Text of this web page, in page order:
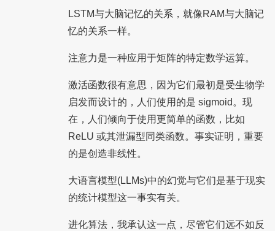
LSTM与大脑记忆的关系，就像RAM与大脑记
忆的关系一样。
注意力是一种应用于矩阵的特定数学运算。
激活函数很有意思，因为它们最初是受生物学
启发而设计的，人们使用的是 sigmoid。现
在，人们倾向于使用更简单的函数，比如
ReLU 或其泄漏型同类函数。事实证明，重要
的是创造非线性。
大语言模型(LLMs)中的幻觉与它们是基于现实
的统计模型这一事实有关。
进化算法，我承认这一点，尽管它们远不如反